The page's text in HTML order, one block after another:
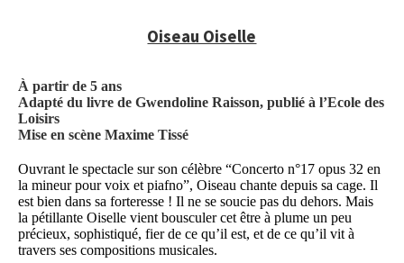
Oiseau Oiselle
À partir de 5 ans
Adapté du livre de Gwendoline Raisson, publié à l’Ecole des
Loisirs
Mise en scène Maxime Tissé
Ouvrant le spectacle sur son célèbre “Concerto n°17 opus 32 en
la mineur pour voix et piafno”, Oiseau chante depuis sa cage. Il
est bien dans sa forteresse ! Il ne se soucie pas du dehors. Mais
la pétillante Oiselle vient bousculer cet être à plume un peu
précieux, sophistiqué, fier de ce qu’il est, et de ce qu’il vit à
travers ses compositions musicales.